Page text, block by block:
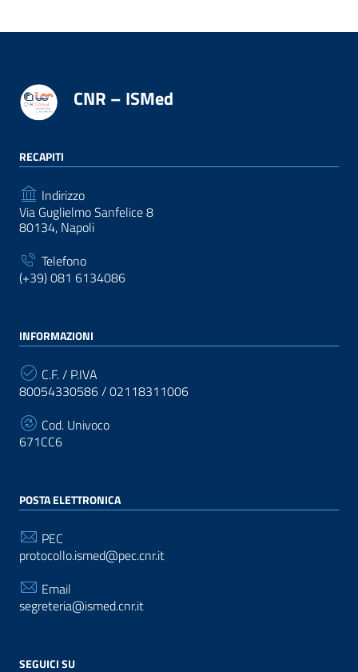
CNR – ISMed
RECAPITI
Indirizzo
Via Guglielmo Sanfelice 8
80134, Napoli
Telefono
(+39) 081 6134086
INFORMAZIONI
C.F. / P.IVA
80054330586 / 02118311006
Cod. Univoco
671CC6
POSTA ELETTRONICA
PEC
protocollo.ismed@pec.cnr.it
Email
segreteria@ismed.cnr.it
SEGUICI SU